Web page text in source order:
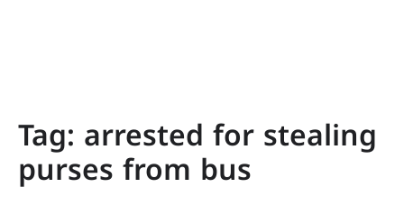
Tag: arrested for stealing
purses from bus